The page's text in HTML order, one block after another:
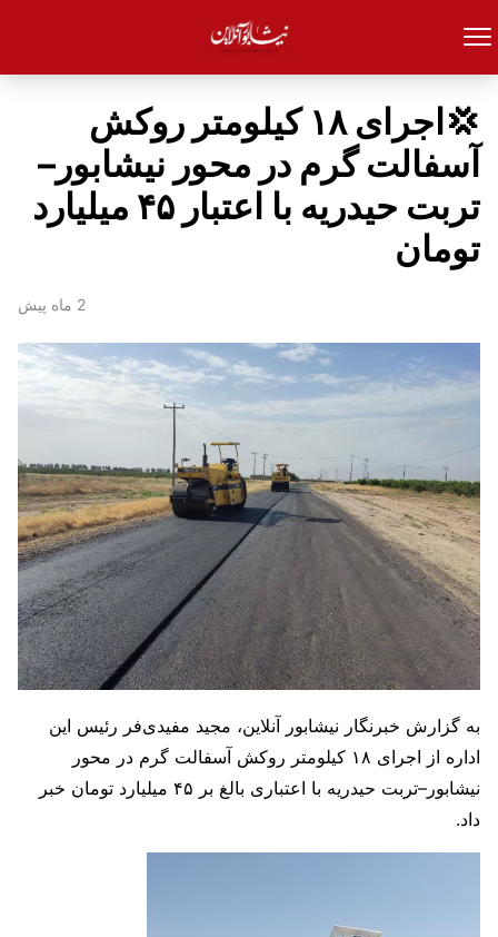
💢اجرای ۱۸ کیلومتر روکش
آسفالت گرم در محور نیشابور–
تربت حیدریه با اعتبار ۴۵ میلیارد
تومان
2 ماه پیش
به گزارش خبرنگار نیشابور آنلاین، مجید مفیدی‌فر رئیس این
اداره از اجرای ۱۸ کیلومتر روکش آسفالت گرم در محور
نیشابور–تربت حیدریه با اعتباری بالغ بر ۴۵ میلیارد تومان خبر
داد.